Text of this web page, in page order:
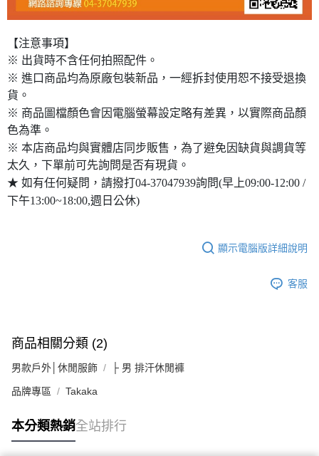
【注意事項】
※ 出貨時不含任何拍照配件。
※ 進口商品均為原廠包裝新品，一經拆封使用恕不接受退換
貨。
※ 商品圖檔顏色會因電腦螢幕設定略有差異，以實際商品顏
色為準。
※ 本店商品均與實體店同步販售，為了避免因缺貨與調貨等
太久，下單前可先詢問是否有現貨。
★ 如有任何疑問，請撥打04-37047939詢問(早上09:00-12:00 /
下午13:00~18:00,週日公休)
顯示電腦版詳細說明
客服
商品相關分類 (2)
男款戶外│休閒服飾 ├ 男 排汗休閒褲
品牌專區 Takaka
本分類熱銷全站排行